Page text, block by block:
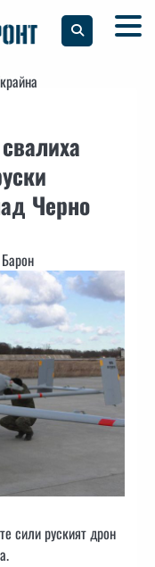
Черно
сили руският дрон